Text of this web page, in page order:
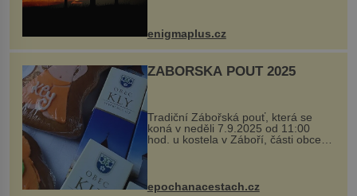
...
enigmaplus.cz
ZÁBOŘSKÁ POUŤ 2025
Tradiční Zábořská pouť, která se
koná v neděli 7.9.2025 od 11:00
hod. u kostela v Záboří, části obce
Kly u Mělníka. V programu naleznete
komentovanou prohlídku kostela,
epochanacestach.cz